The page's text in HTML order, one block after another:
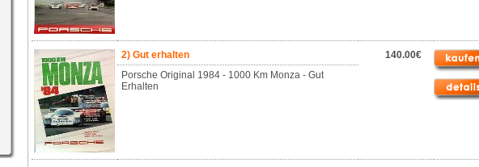
2) Gut erhalten
Porsche Original 1984 - 1000 Km Monza - Gut
Erhalten
140.00€